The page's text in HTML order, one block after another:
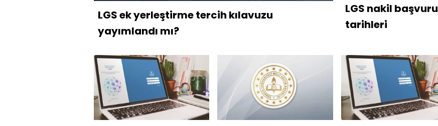
LGS ek yerleştirme tercih kılavuzu
yayımlandı mı?
LGS nakil başvuru
tarihleri